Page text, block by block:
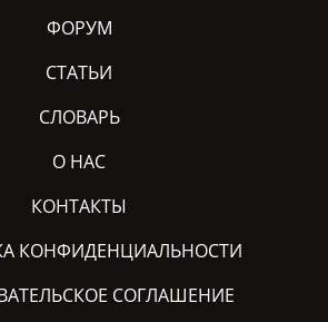
ФОРУМ
СТАТЬИ
СЛОВАРЬ
О НАС
КОНТАКТЫ
КОНФИДЕНЦИАЛЬНОСТИ
СОГЛАШЕНИЕ